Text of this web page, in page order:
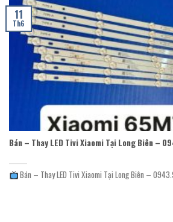
Bán – Thay LED Tivi Xiaomi Tại Long Biên –
Bán – Thay LED Tivi Xiaomi Tại Long Biên –
11
Th6